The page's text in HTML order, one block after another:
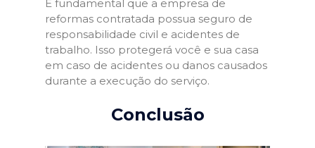
É fundamental que a empresa de
reformas contratada possua seguro de
responsabilidade civil e acidentes de
trabalho. Isso protegerá você e sua casa
em caso de acidentes ou danos causados
durante a execução do serviço.
Conclusão